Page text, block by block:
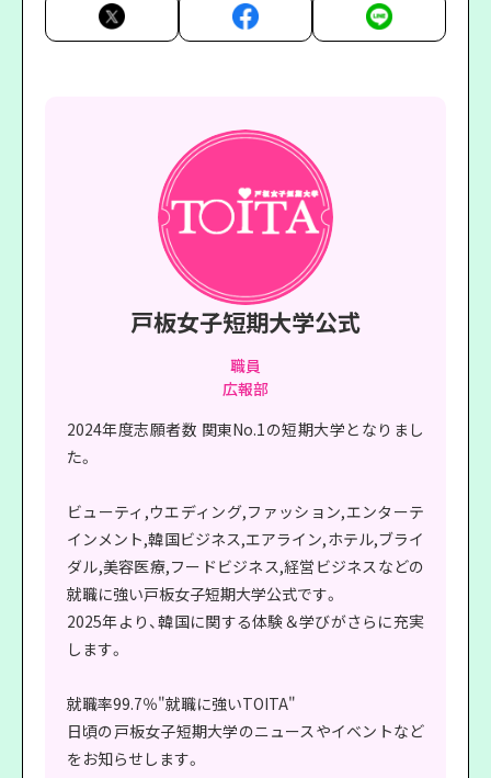
戸板女子短期大学公式
職員
広報部
2024年度志願者数 関東No.1の短期大学となりまし
た。
ビューティ,ウエディング,ファッション,エンターテ
インメント,韓国ビジネス,エアライン,ホテル,ブライ
ダル,美容医療,フードビジネス,経営ビジネスなどの
就職に強い戸板女子短期大学公式です。
2025年より、韓国に関する体験＆学びがさらに充実
します。
就職率99.7％"就職に強いTOITA"
日頃の戸板女子短期大学のニュースやイベントなど
をお知らせします。